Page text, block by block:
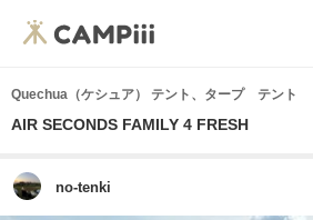
Quechua（ケシュア） テント、タープ テント
AIR SECONDS FAMILY 4 FRESH
no-tenki